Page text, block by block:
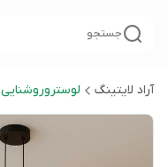
جستجو
آراد لایتینگ لوستروروشنایی